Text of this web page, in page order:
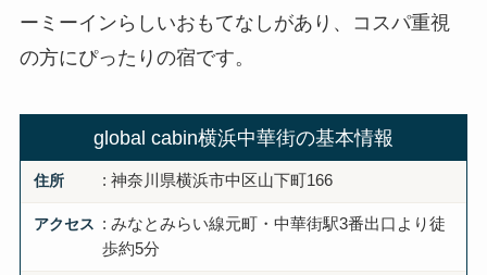
ーミーインらしいおもてなしがあり、コスパ重視
の方にぴったりの宿です。
global cabin横浜中華街の基本情報
住所 : 神奈川県横浜市中区山下町166
アクセス : みなとみらい線元町・中華街駅3番出口より徒
歩約5分